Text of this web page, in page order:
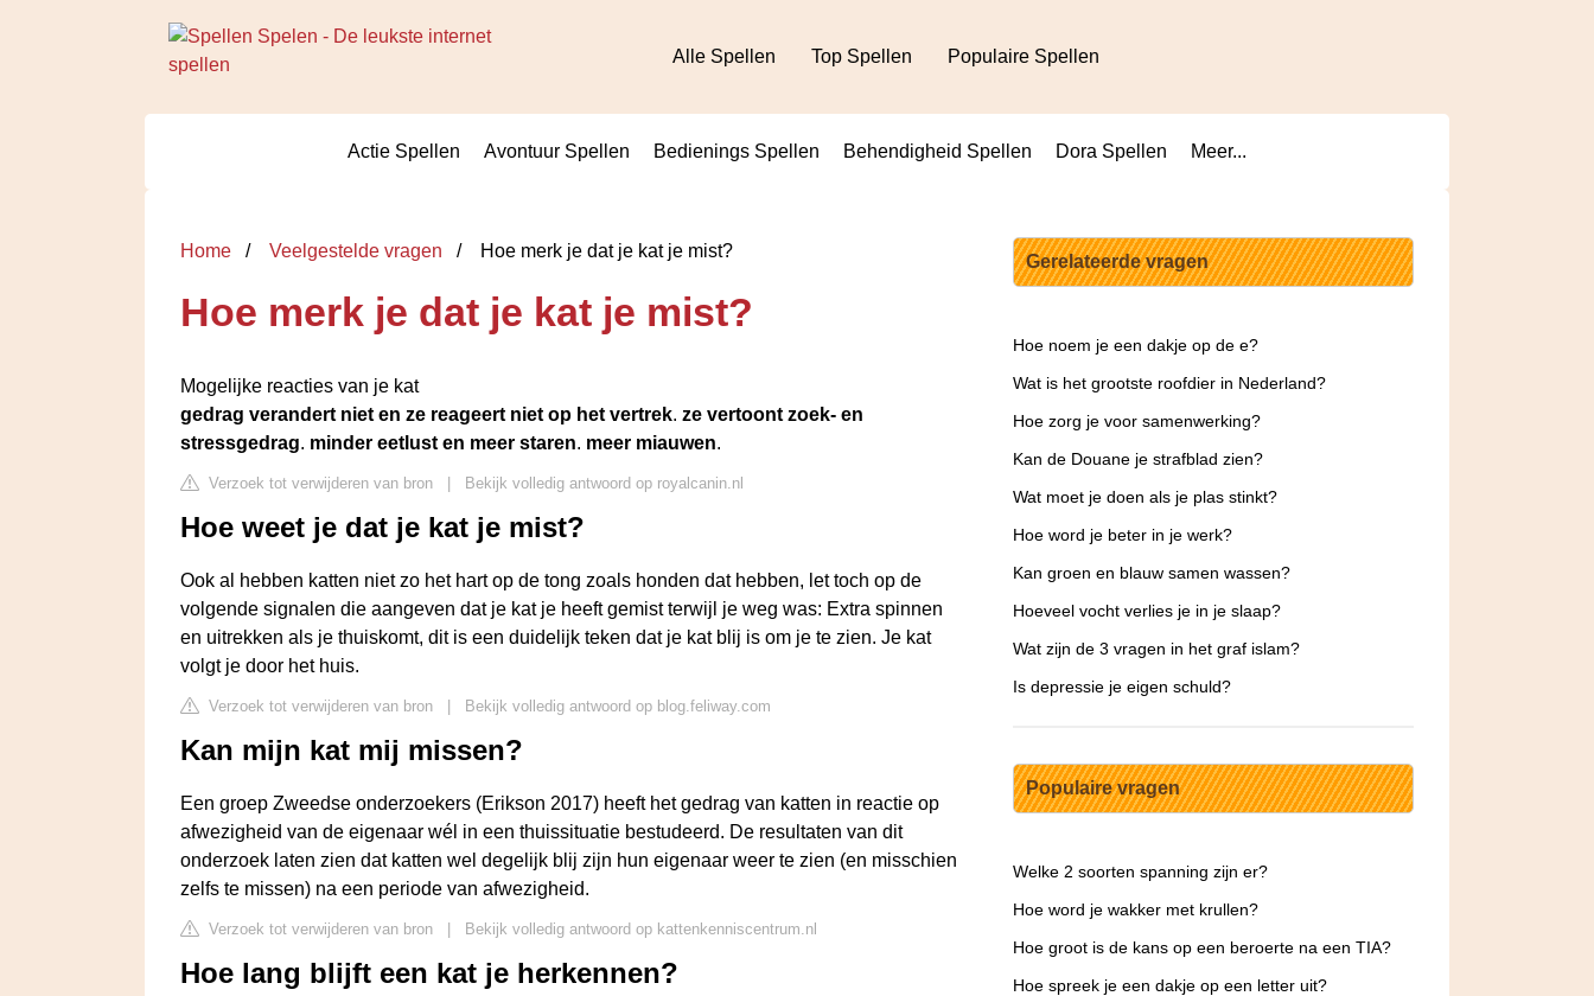
Alle Spellen Top Spellen Populaire Spellen
Actie Spellen Avontuur Spellen Bedienings Spellen Behendigheid Spellen Dora Spellen Meer...
Home Veelgestelde vragen Hoe merk je dat je kat je mist?
Hoe merk je dat je kat je mist?
Mogelijke reacties van je kat
gedrag verandert niet en ze reageert niet op het vertrek. ze vertoont zoek- en
stressgedrag. minder eetlust en meer staren. meer miauwen.
Verzoek tot verwijderen van bron Bekijk volledig antwoord op royalcanin.nl
Hoe weet je dat je kat je mist?
Ook al hebben katten niet zo het hart op de tong zoals honden dat hebben, let toch op de
volgende signalen die aangeven dat je kat je heeft gemist terwijl je weg was: Extra spinnen
en uitrekken als je thuiskomt, dit is een duidelijk teken dat je kat blij is om je te zien. Je kat
volgt je door het huis.
Verzoek tot verwijderen van bron Bekijk volledig antwoord op blog.feliway.com
Kan mijn kat mij missen?
Een groep Zweedse onderzoekers (Erikson 2017) heeft het gedrag van katten in reactie op
afwezigheid van de eigenaar wél in een thuissituatie bestudeerd. De resultaten van dit
onderzoek laten zien dat katten wel degelijk blij zijn hun eigenaar weer te zien (en misschien
zelfs te missen) na een periode van afwezigheid.
Verzoek tot verwijderen van bron Bekijk volledig antwoord op kattenkenniscentrum.nl
Hoe lang blijft een kat je herkennen?
Gerelateerde vragen
Hoe noem je een dakje op de e?
Wat is het grootste roofdier in Nederland?
Hoe zorg je voor samenwerking?
Kan de Douane je strafblad zien?
Wat moet je doen als je plas stinkt?
Hoe word je beter in je werk?
Kan groen en blauw samen wassen?
Hoeveel vocht verlies je in je slaap?
Wat zijn de 3 vragen in het graf islam?
Is depressie je eigen schuld?
Populaire vragen
Welke 2 soorten spanning zijn er?
Hoe word je wakker met krullen?
Hoe groot is de kans op een beroerte na een TIA?
Hoe spreek je een dakje op een letter uit?